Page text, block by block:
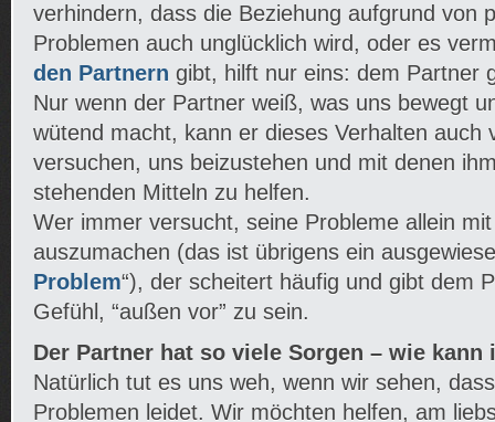
verhindern, dass die Beziehung aufgrund von
Problemen auch unglücklich wird, oder es
den Partnern gibt, hilft nur eins: dem Partner
Nur wenn der Partner weiß, was uns bewegt
wütend macht, kann er dieses Verhalten auch
versuchen, uns beizustehen und mit denen
stehenden Mitteln zu helfen.
Wer immer versucht, seine Probleme allein
auszumachen (das ist übrigens ein
Problem“), der scheitert häufig und gibt dem
Gefühl, “außen vor” zu sein.
Der Partner hat so viele Sorgen – wie kann
Natürlich tut es uns weh, wenn wir sehen,
Problemen leidet. Wir möchten helfen, am